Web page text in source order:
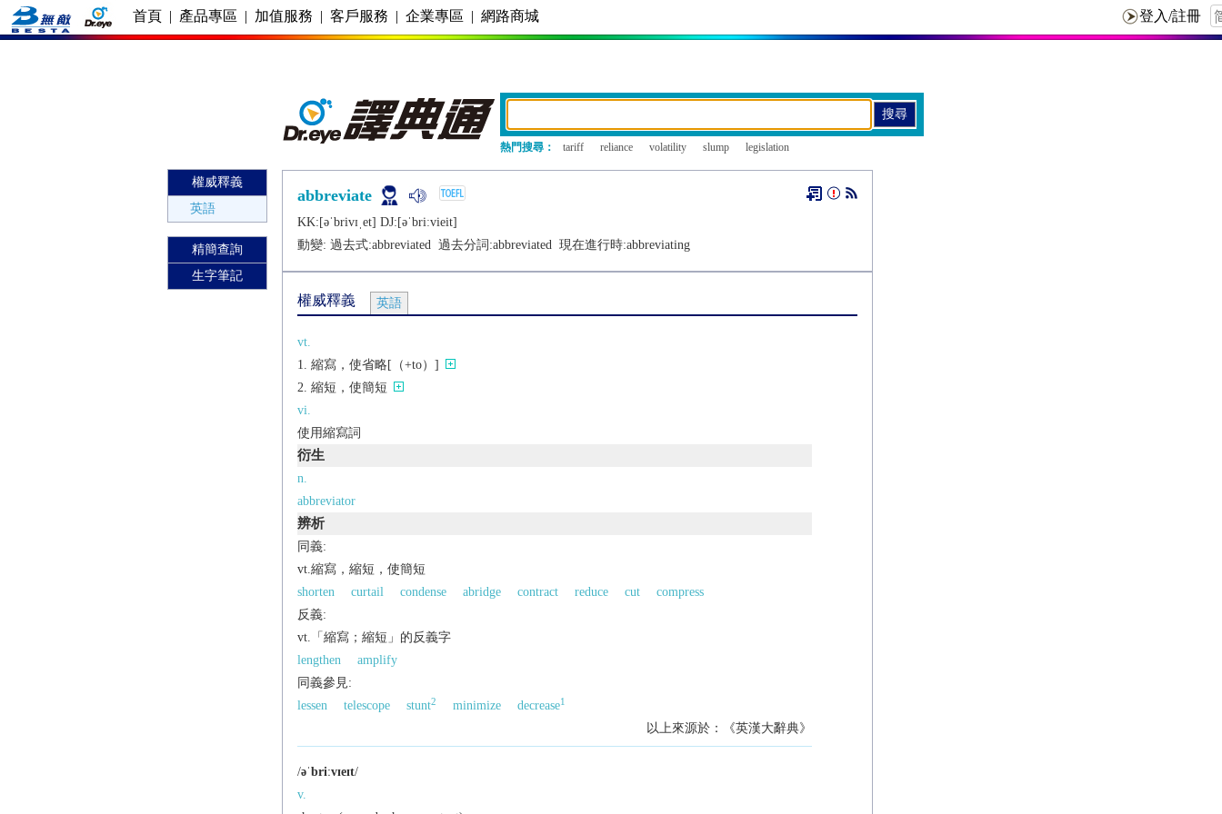
首頁 | 產品專區 | 加值服務 | 客戶服務 | 企業專區 | 網路商城
熱門搜尋： tariff reliance volatility slump legislation
權威釋義
英語
精簡查詢
生字筆記
abbreviate
KK:[ǝˈbrivɪˌеt] DJ:[ǝˈbriːviеit]
動變: 過去式:abbreviated 過去分詞:abbreviated 現在進行時:abbreviating
權威釋義 英語
vt.
縮寫，使省略[（+to）]
縮短，使簡短
vi.
使用縮寫詞
衍生
n.
abbreviator
辨析
同義:
vt.縮寫，縮短，使簡短
shorten
curtail condense abridge contract reduce cut
compress
反義:
vt.「縮寫；縮短」的反義字
lengthen
amplify
同義參見:
lessen
telescope stunt2 minimize decrease1
以上來源於：《英漢大辭典》
/əˈbriːvɪeɪt/
v.